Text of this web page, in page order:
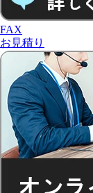
FAX
お見積り